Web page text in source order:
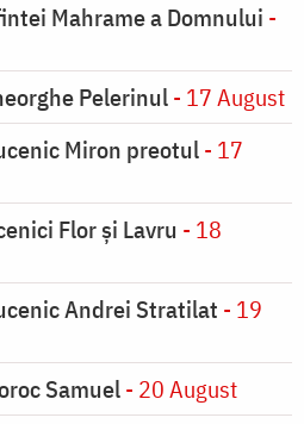
Mahrame a Domnului -
Pelerinul- 17 August
Miron preotul- 17
Flor şi Lavru - 18
Andrei Stratilat - 19
Samuel- 20 August